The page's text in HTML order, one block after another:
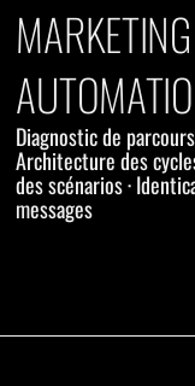
Diagnostic de
Architecture des
des scénarios ·
messages